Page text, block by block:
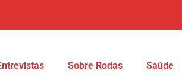
Sobre Rodas Saúde